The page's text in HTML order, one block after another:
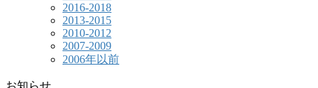
2016-2018
2013-2015
2010-2012
2007-2009
2006年以前
お知らせ